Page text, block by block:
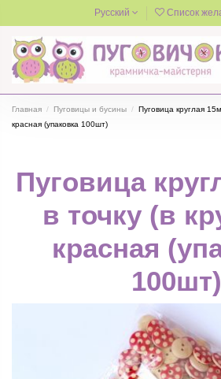
Русский Список
Главная Пуговицы и бусины
Пуговица круглая
красная (упаковка 100шт)
Пуговица
в точку (в
красная
100шт)